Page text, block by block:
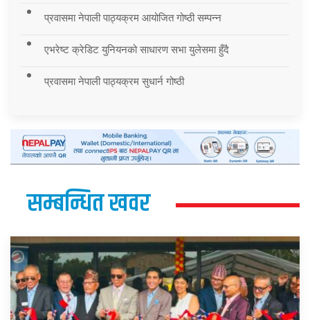
प्रवासमा नेपाली पाठ्यक्रम आयोजित गोष्ठी सम्पन्न
एभरेष्ट क्रेडिट युनियनको साधारण सभा युलेसमा हुँदै
प्रवासमा नेपाली पाठ्यक्रम सुधार्न गोष्ठी
सम्बन्धित खवर